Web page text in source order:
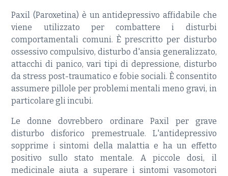
Paxil (Paroxetina) è un antidepressivo affidabile che
viene utilizzato per combattere i disturbi
comportamentali comuni. È prescritto per disturbo
ossessivo compulsivo, disturbo d'ansia generalizzato,
attacchi di panico, vari tipi di depressione, disturbo
da stress post-traumatico e fobie sociali. È consentito
assumere pillole per problemi mentali meno gravi, in
particolare gli incubi.
Le donne dovrebbero ordinare Paxil per grave
disturbo disforico premestruale. L'antidepressivo
sopprime i sintomi della malattia e ha un effetto
positivo sullo stato mentale. A piccole dosi, il
medicinale aiuta a superare i sintomi vasomotori